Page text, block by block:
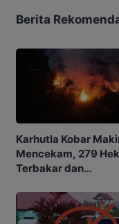
Berita
Karhutla Kobar
Mencekam, 279
Terbakar dan
Terganggu